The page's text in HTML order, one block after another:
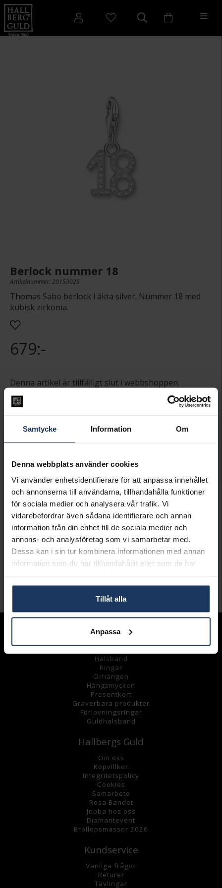
Samtycke Information Om
Denna webbplats använder cookies
Vi använder enhetsidentifierare för att anpassa innehållet
och annonserna till användarna, tillhandahålla funktioner
för sociala medier och analysera vår trafik. Vi
vidarebefordrar även sådana identifierare och annan
information från din enhet till de sociala medier och
annons- och analysföretag som vi samarbetar med.
Dessa kan i sin tur kombinera informationen med annan
information som du har tillhandahållit eller som de har
Tillåt alla
Anpassa
Berlock nummer 18
Artikelnummer: 20153029
Thomas Sabo berlock i äkta silver. Nummer 18 med
kubisk zirkonia.
679:-
Denna artikel är tillfälligt slut i webbshoppen.
Vänligen kontakta butik för information om
lagersaldo.
SLUTSÅLD - KONTAKTA BUTIK
Lagervara.
Leveranstid 2-5 arbetsdagar.
Öppet köp i 30 dagar vid onlineköp.
INFO
VARUMÄRKE
Thomas Sabo Charms
MODELL
2134-051-21
MATERIAL
Silver
Andra köpte även
Sortiment
Halsband
Ringar
Örhängen
Hängsmycken
Presentkort
Graverbara produkter
Förlovningsringar
Guldhalsband
Hallbergs Guld
Om oss
Köpvillkor
Integritetspolicy
Cookies
Samarbete
Rosa Bandet
Jobba hos oss
Diamantevent
Bröllopsmässor 2026
Kundservice
Vanliga frågor
Returer
Tävlingar